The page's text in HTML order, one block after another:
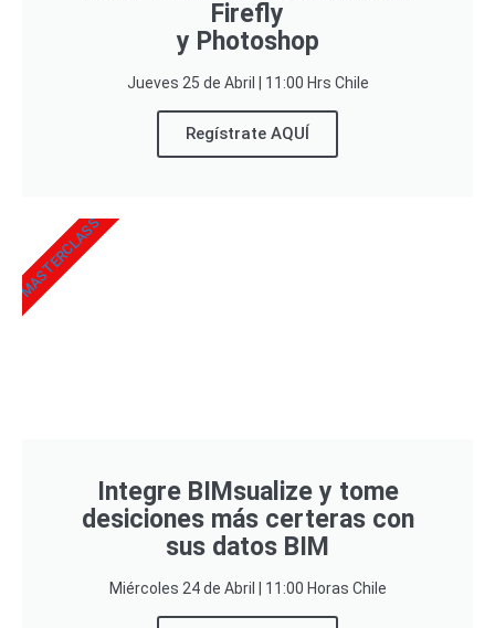
Firefly
y Photoshop
Jueves 25 de Abril | 11:00 Hrs Chile
Regístrate AQUÍ
Integre BIMsualize y tome
desiciones más certeras con
sus datos BIM
Miércoles 24 de Abril | 11:00 Horas Chile
MASTERCLASS